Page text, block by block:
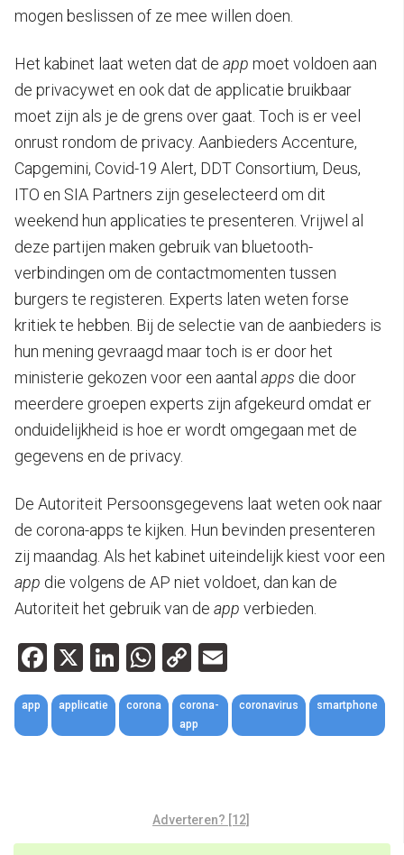
mogen beslissen of ze mee willen doen.
Het kabinet laat weten dat de app moet voldoen aan
de privacywet en ook dat de applicatie bruikbaar
moet zijn als je de grens over gaat. Toch is er veel
onrust rondom de privacy. Aanbieders Accenture,
Capgemini, Covid-19 Alert, DDT Consortium, Deus,
ITO en SIA Partners zijn geselecteerd om dit
weekend hun applicaties te presenteren. Vrijwel al
deze partijen maken gebruik van bluetooth-
verbindingen om de contactmomenten tussen
burgers te registeren. Experts laten weten forse
kritiek te hebben. Bij de selectie van de aanbieders is
hun mening gevraagd maar toch is er door het
ministerie gekozen voor een aantal apps die door
meerdere groepen experts zijn afgekeurd omdat er
onduidelijkheid is hoe er wordt omgegaan met de
gegevens en de privacy.
De Autoriteit Persoonsgegevens laat weten ook naar
de corona-apps te kijken. Hun bevinden presenteren
zij maandag. Als het kabinet uiteindelijk kiest voor een
app die volgens de AP niet voldoet, dan kan de
Autoriteit het gebruik van de app verbieden.
Facebook
X LinkedIn
WhatsApp
Copy
Link
app applicatie corona
corona-
app
coronavirus smartphone
Adverteren? [12]